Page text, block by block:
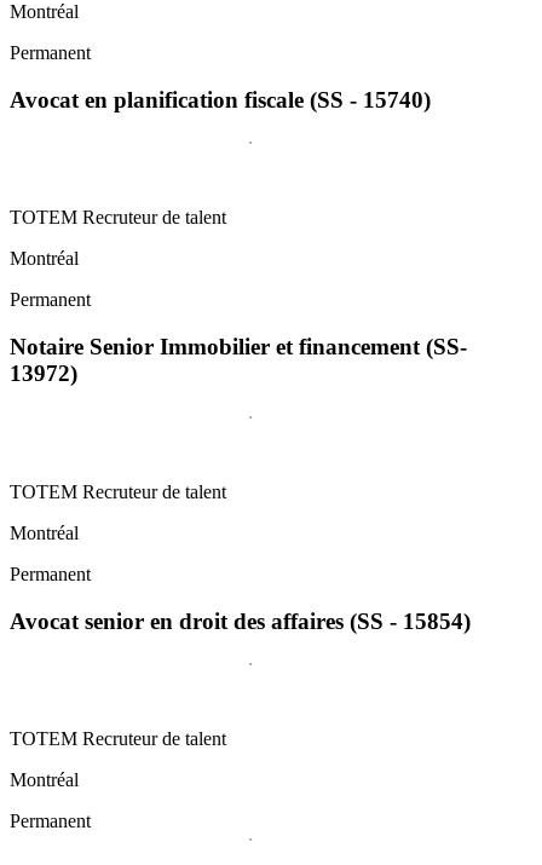
Montréal
Permanent
Avocat en planification fiscale (SS - 15740)
TOTEM Recruteur de talent
Montréal
Permanent
Notaire Senior Immobilier et financement (SS-
13972)
TOTEM Recruteur de talent
Montréal
Permanent
Avocat senior en droit des affaires (SS - 15854)
TOTEM Recruteur de talent
Montréal
Permanent